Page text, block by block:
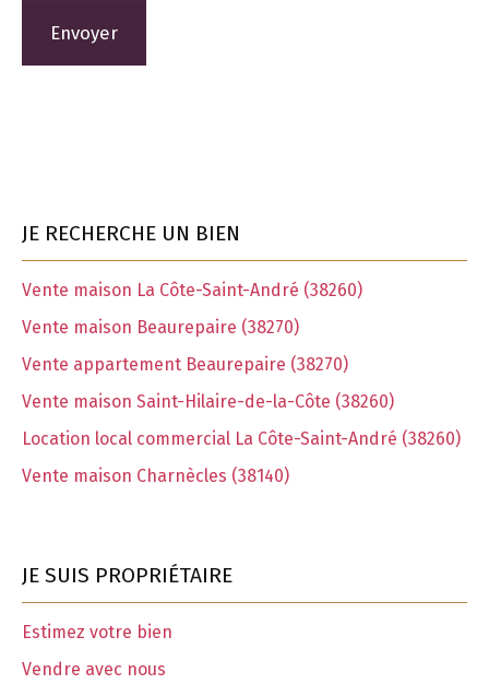
Envoyer
JE RECHERCHE UN BIEN
Vente maison La Côte-Saint-André (38260)
Vente maison Beaurepaire (38270)
Vente appartement Beaurepaire (38270)
Vente maison Saint-Hilaire-de-la-Côte (38260)
Location local commercial La Côte-Saint-André (38260)
Vente maison Charnècles (38140)
JE SUIS PROPRIÉTAIRE
Estimez votre bien
Vendre avec nous